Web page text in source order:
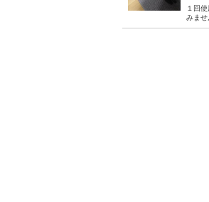
１回
みませ